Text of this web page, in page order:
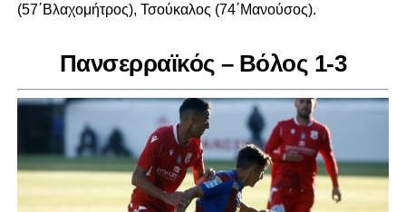
(57΄Βλαχομήτρος), Τσούκαλος (74΄Μανούσος).
Πανσερραϊκός – Βόλος 1-3